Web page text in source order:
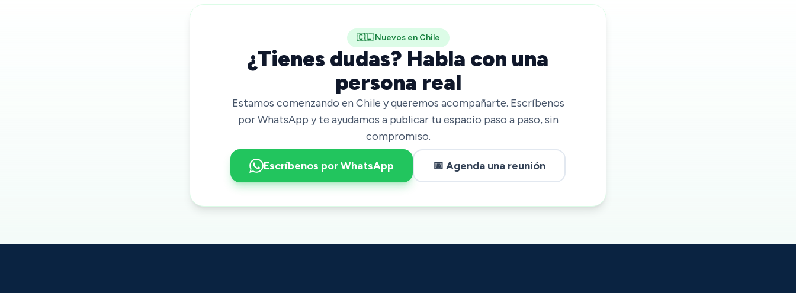
🇨🇱 Nuevos en Chile
¿Tienes dudas? Habla con una
persona real
Estamos comenzando en Chile y queremos acompañarte. Escríbenos
por WhatsApp y te ayudamos a publicar tu espacio paso a paso, sin
compromiso.
Escríbenos por WhatsApp 📅 Agenda una reunión